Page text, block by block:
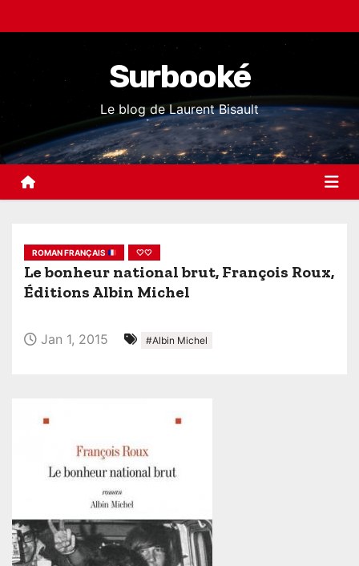
k
t
o
Surbooké
Le blog de Laurent Bisault
ROMAN FRANÇAIS 🤍🤍
Le bonheur national brut, François Roux,
Éditions Albin Michel
Jan 1, 2015 #Albin Michel